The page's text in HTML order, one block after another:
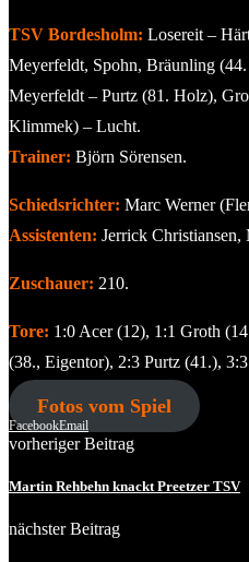
TSV Bordesholm: Losereit –
Meyerfeldt, Spohn, Bräunling
Meyerfeldt – Purtz (81. Holz),
Klimmek) – Lucht.
Trainer: Björn Sörensen.
Schiedsrichter: Marc Werner
Assistenten: Jerrick Christiansen,
Zuschauer: 210.
Tore: 1:0 Acer (12), 1:1 Groth
(38., Eigentor), 2:3 Purtz (41.),
Fotos vom Spiel
FacebookEmail
vorheriger Beitrag
Martin Rehbehn knackt Preetzer TSV
nächster Beitrag